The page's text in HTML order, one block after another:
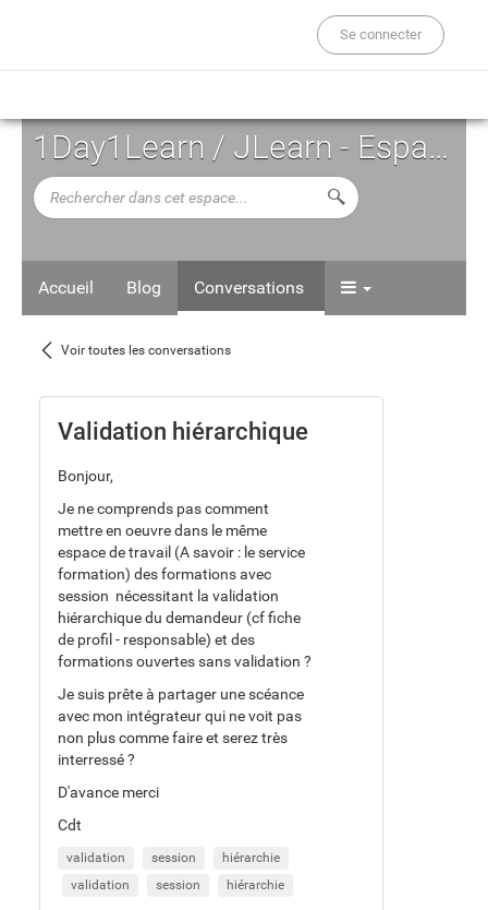
Se connecter
1Day1Learn / JLearn - Espace d'Auto-formation
Rechercher
dans
Lancer la recherche
Accueil Blog Conversations
Voir toutes les conversations
Voir
toutes
les
conversations
Validation hiérarchique
Bonjour,
Je ne comprends pas comment
mettre en oeuvre dans le même
espace de travail (A savoir : le service
formation) des formations avec
session nécessitant la validation
hiérarchique du demandeur (cf fiche
de profil - responsable) et des
formations ouvertes sans validation ?
Je suis prête à partager une scéance
avec mon intégrateur qui ne voit pas
non plus comme faire et serez très
interressé ?
D'avance merci
Cdt
validation session
hiérarchie
validation
session hiérarchie